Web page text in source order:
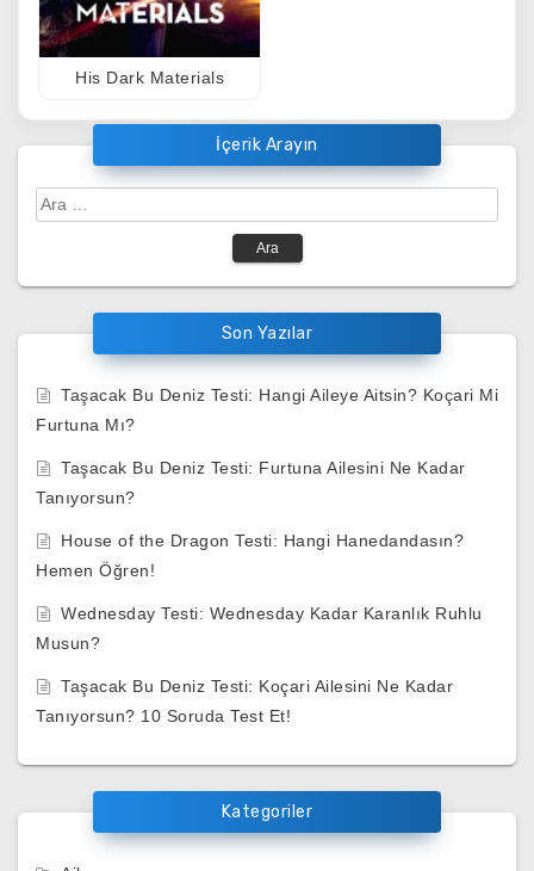
His Dark Materials
İçerik Arayın
Arama:
Son Yazılar
Taşacak Bu Deniz Testi: Hangi Aileye Aitsin? Koçari Mi
Furtuna Mı?
Taşacak Bu Deniz Testi: Furtuna Ailesini Ne Kadar
Tanıyorsun?
House of the Dragon Testi: Hangi Hanedandasın?
Hemen Öğren!
Wednesday Testi: Wednesday Kadar Karanlık Ruhlu
Musun?
Taşacak Bu Deniz Testi: Koçari Ailesini Ne Kadar
Tanıyorsun? 10 Soruda Test Et!
Kategoriler